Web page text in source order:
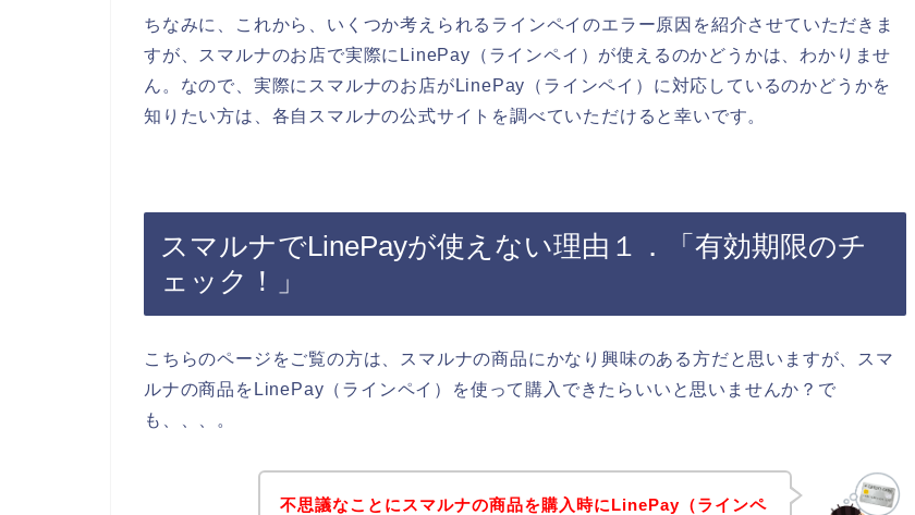
ちなみに、これから、いくつか考えられるラインペイのエラー原因を紹介させていただきま
すが、スマルナのお店で実際にLinePay（ラインペイ）が使えるのかどうかは、わかりませ
ん。なので、実際にスマルナのお店がLinePay（ラインペイ）に対応しているのかどうかを
知りたい方は、各自スマルナの公式サイトを調べていただけると幸いです。
スマルナでLinePayが使えない理由１．「有効期限のチ
ェック！」
こちらのページをご覧の方は、スマルナの商品にかなり興味のある方だと思いますが、スマ
ルナの商品をLinePay（ラインペイ）を使って購入できたらいいと思いませんか？で
も、、、。
不思議なことにスマルナの商品を購入時にLinePay（ラインペ